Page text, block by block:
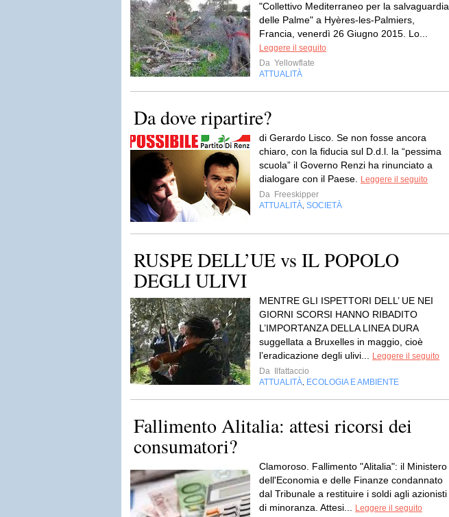
"Collettivo Mediterraneo per la salvaguardia
delle Palme" a Hyères-les-Palmiers,
Francia, venerdì 26 Giugno 2015. Lo...
Leggere il seguito
Da Yellowflate
ATTUALITÀ
Da dove ripartire?
di Gerardo Lisco. Se non fosse ancora
chiaro, con la fiducia sul D.d.l. la “pessima
scuola” il Governo Renzi ha rinunciato a
dialogare con il Paese.
Leggere il seguito
Da Freeskipper
ATTUALITÀ SOCIETÀ
RUSPE DELL’UE vs IL POPOLO
DEGLI ULIVI
MENTRE GLI ISPETTORI DELL’ UE NEI
GIORNI SCORSI HANNO RIBADITO
L’IMPORTANZA DELLA LINEA DURA
suggellata a Bruxelles in maggio, cioè
l’eradicazione degli ulivi...
Leggere il seguito
Da
Ilfattaccio
ATTUALITÀ ECOLOGIA E AMBIENTE
Fallimento Alitalia: attesi ricorsi dei
consumatori?
Clamoroso. Fallimento "Alitalia": il Ministero
dell'Economia e delle Finanze condannato
dal Tribunale a restituire i soldi agli azionisti
di minoranza. Attesi...
Leggere il seguito